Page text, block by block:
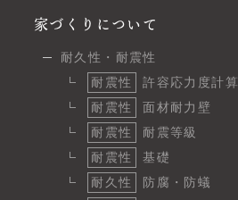
家づくりについて
耐久性・耐震性
耐震性
許容応力度計算
耐震性
面材耐力壁
耐震性
耐震等級
耐震性
基礎
耐久性
防腐・防蟻